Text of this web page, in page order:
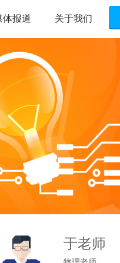
体报道 关于我们
于老师